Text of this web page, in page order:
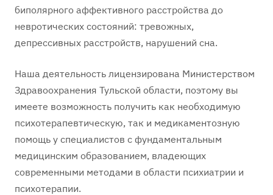
биполярного аффективного расстройства до
невротических состояний: тревожных,
депрессивных расстройств, нарушений сна.
Наша деятельность лицензирована Министерством
Здравоохранения Тульской области, поэтому вы
имеете возможность получить как необходимую
психотерапевтическую, так и медикаментозную
помощь у специалистов с фундаментальным
медицинским образованием, владеющих
современными методами в области психиатрии и
психотерапии.